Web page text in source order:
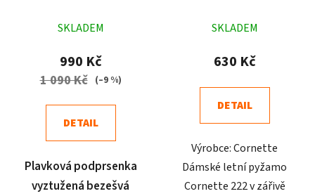
hodnocení
produktu
je
5
SKLADEM
990 Kč
1 090 Kč (–9 %)
DETAIL
Plavková podprsenka
vyztužená bezešvá
hodnocení
produktu
5,0
z
hvězdiček.
SKLADEM
630 Kč
DETAIL
Výrobce: Cornette
Dámské letní pyžamo
Cornette 222 v zářivě